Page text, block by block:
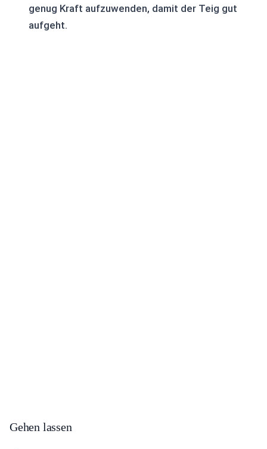
genug Kraft aufzuwenden, damit der Teig gut
aufgeht.
Gehen lassen